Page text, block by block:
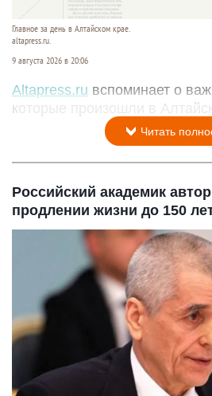
Главное за день в Алтайском крае.
altapress.ru.
9 августа 2026 в 20:06
Altapress.ru вспоминает о
которые произошли в
Читать
Российский академик
продлении жизни до 150